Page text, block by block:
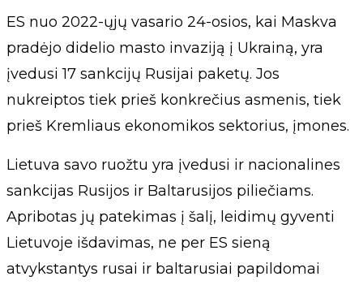
ES nuo 2022-ųjų vasario 24-osios, kai Maskva
pradėjo didelio masto invaziją į Ukrainą, yra
įvedusi 17 sankcijų Rusijai paketų. Jos
nukreiptos tiek prieš konkrečius asmenis, tiek
prieš Kremliaus ekonomikos sektorius, įmones.
Lietuva savo ruožtu yra įvedusi ir nacionalines
sankcijas Rusijos ir Baltarusijos piliečiams.
Apribotas jų patekimas į šalį, leidimų gyventi
Lietuvoje išdavimas, ne per ES sieną
atvykstantys rusai ir baltarusiai papildomai